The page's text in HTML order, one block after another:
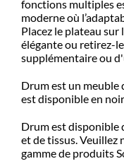
fonctions multiples
moderne où
Placez le plateau
élégante ou retirez-
supplémentaire ou
Drum est un meuble
est disponible en
Drum est disponible
et de tissus.
gamme de produits